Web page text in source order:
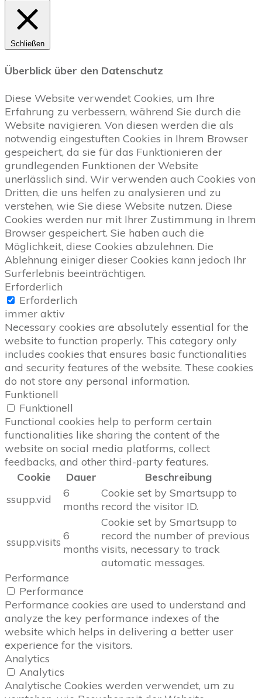
Schließen
Überblick über den Datenschutz
Diese Website verwendet Cookies, um Ihre
Erfahrung zu verbessern, während Sie durch die
Website navigieren. Von diesen werden die als
notwendig eingestuften Cookies in Ihrem Browser
gespeichert, da sie für das Funktionieren der
grundlegenden Funktionen der Website
unerlässlich sind. Wir verwenden auch Cookies von
Dritten, die uns helfen zu analysieren und zu
verstehen, wie Sie diese Website nutzen. Diese
Cookies werden nur mit Ihrer Zustimmung in Ihrem
Browser gespeichert. Sie haben auch die
Möglichkeit, diese Cookies abzulehnen. Die
Ablehnung einiger dieser Cookies kann jedoch Ihr
Surferlebnis beeinträchtigen.
Erforderlich
Erforderlich
immer aktiv
Necessary cookies are absolutely essential for the
website to function properly. This category only
includes cookies that ensures basic functionalities
and security features of the website. These cookies
do not store any personal information.
Funktionell
Funktionell
Functional cookies help to perform certain
functionalities like sharing the content of the
website on social media platforms, collect
feedbacks, and other third-party features.
Cookie
Dauer
Beschreibung
ssupp.vid
6
months
Cookie set by Smartsupp to
record the visitor ID.
ssupp.visits 6
months
Cookie set by Smartsupp to
record the number of previous
visits, necessary to track
automatic messages.
Performance
Performance
Performance cookies are used to understand and
analyze the key performance indexes of the
website which helps in delivering a better user
experience for the visitors.
Analytics
Analytics
Analytische Cookies werden verwendet, um zu